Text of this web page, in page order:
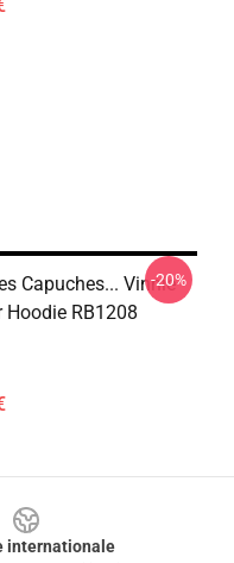
Capuches... Vinnie
Hoodie RB1208
-20%
internationale